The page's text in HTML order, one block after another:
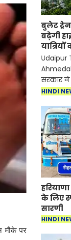
मौके पर
बुलेट
बढ़ेगी
Udaipur
सरकार ने
जोड़ने
हाई-
HINDI
के लिए
सारणी
HINDI